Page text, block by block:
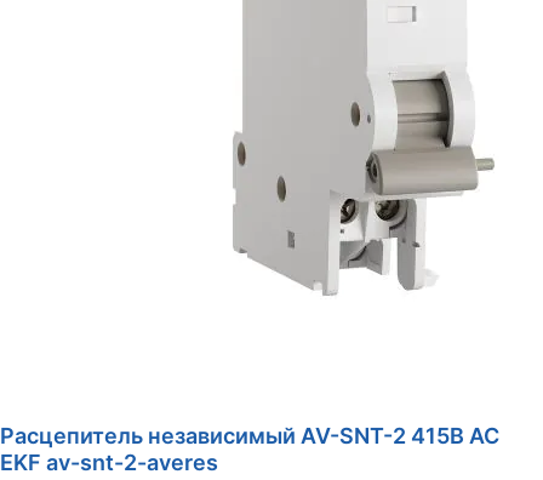
Расцепитель независимый AV-SNT-2 415В AC
EKF av-snt-2-averes